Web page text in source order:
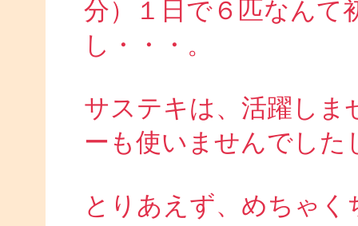
分）１日で６匹なんて
し・・・。
サステキは、活躍しま
ーも使いませんでした
とりあえず、めちゃ